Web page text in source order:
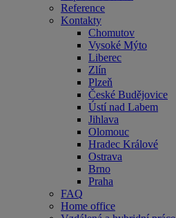
Reference
Kontakty
Chomutov
Vysoké Mýto
Liberec
Zlín
Plzeň
České Budějovice
Ústí nad Labem
Jihlava
Olomouc
Hradec Králové
Ostrava
Brno
Praha
FAQ
Home office